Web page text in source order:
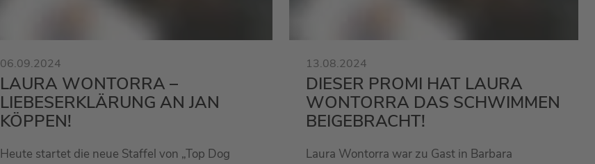
06.09.2024
LAURA WONTORRA –
LIEBESERKLÄRUNG AN JAN
KÖPPEN!
Heute startet die neue Staffel von „Top Dog
13.08.2024
DIESER PROMI HAT LAURA
WONTORRA DAS SCHWIMMEN
BEIGEBRACHT!
Laura Wontorra war zu Gast in Barbara